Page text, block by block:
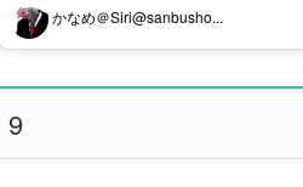
かなめ＠Siri@sanbusho...
9